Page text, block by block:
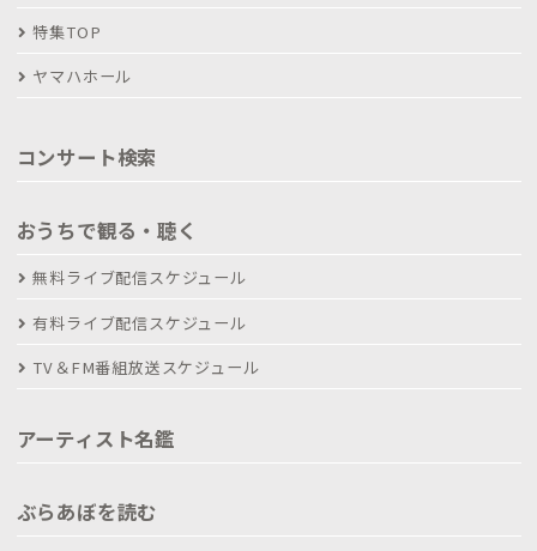
特集TOP
ヤマハホール
コンサート検索
おうちで観る・聴く
無料ライブ配信スケジュール
有料ライブ配信スケジュール
TV＆FM番組放送スケジュール
アーティスト名鑑
ぶらあぼを読む